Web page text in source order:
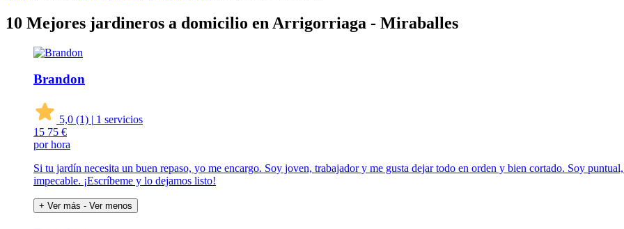
10 Mejores jardineros a domicilio en Arrigorriaga - Miraballes
Brandon
5,0 (1) | 1 servicios
15 75 €
por hora
Si tu jardín necesita un buen repaso, yo me encargo. Soy joven, trabajador y me gusta dejar todo en orden y bien cortado. Soy
impecable. ¡Escríbeme y lo dejamos listo!
+ Ver más - Ver menos